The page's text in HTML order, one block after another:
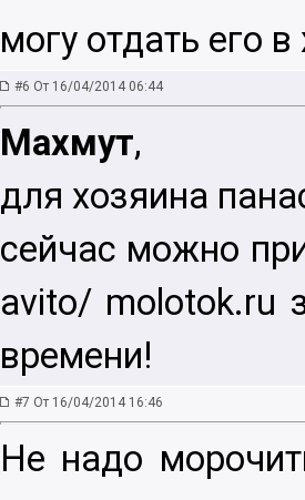
могу отдать его
#6 От 16/04/2014 06:44
Махмут,
для хозяина
сейчас можно
avito/ molotok.ru
времени!
#7 От 16/04/2014 16:46
Не надо